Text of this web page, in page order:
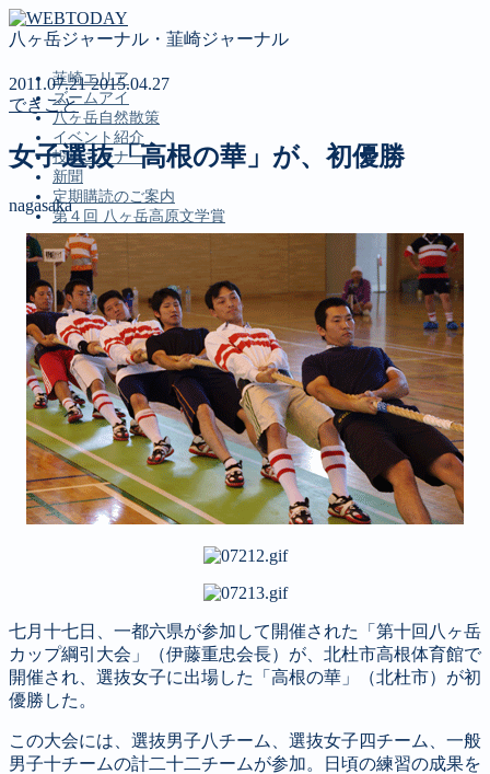
八ヶ岳ジャーナル・韮崎ジャーナル
韮崎エリア
ズームアイ
八ヶ岳自然散策
イベント紹介
投稿コーナー
新聞
定期購読のご案内
第４回 八ヶ岳高原文学賞
MENU
韮崎エリア
ズームアイ
八ヶ岳自然散策
イベント紹介
投稿コーナー
新聞
定期購読のご案内
第４回 八ヶ岳高原文学賞
2011.07.212015.04.27
できごと
女子選抜「高根の華」が、初優勝
nagasaka
七月十七日、一都六県が参加して開催された「第十回八ヶ岳
カップ綱引大会」（伊藤重忠会長）が、北杜市高根体育館で
開催され、選抜女子に出場した「高根の華」（北杜市）が初
優勝した。
この大会には、選抜男子八チーム、選抜女子四チーム、一般
男子十チームの計二十二チームが参加。日頃の練習の成果を